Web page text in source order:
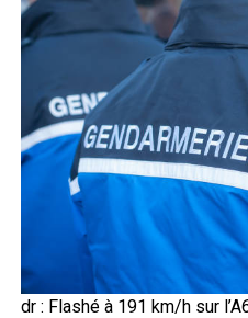
dr : Flashé à 191 km/h sur